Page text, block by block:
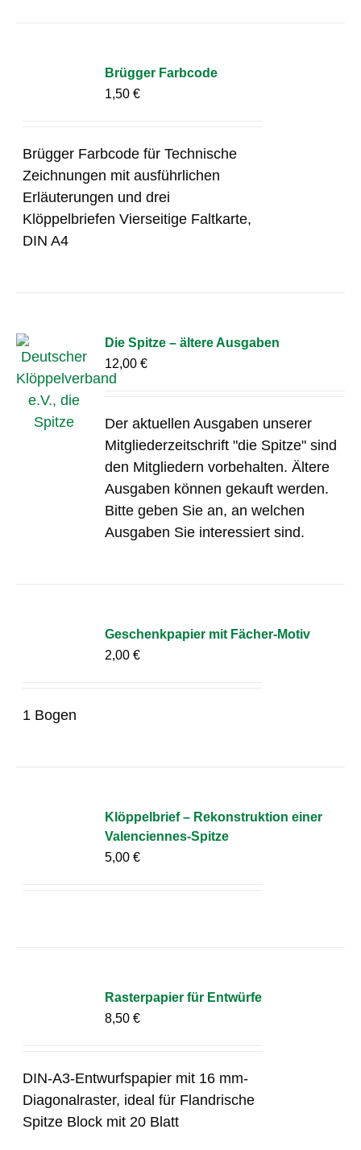
Brügger Farbcode
1,50€
Brügger Farbcode für Technische
Zeichnungen mit ausführlichen
Erläuterungen und drei
Klöppelbriefen Vierseitige Faltkarte,
DIN A4
Die Spitze – ältere Ausgaben
12,00€
Der aktuellen Ausgaben unserer
Mitgliederzeitschrift "die Spitze" sind
den Mitgliedern vorbehalten. Ältere
Ausgaben können gekauft werden.
Bitte geben Sie an, an welchen
Ausgaben Sie interessiert sind.
Geschenkpapier mit Fächer-Motiv
2,00€
1 Bogen
Klöppelbrief – Rekonstruktion einer
Valenciennes-Spitze
5,00€
Rasterpapier für Entwürfe
8,50€
DIN-A3-Entwurfspapier mit 16 mm-
Diagonalraster, ideal für Flandrische
Spitze Block mit 20 Blatt